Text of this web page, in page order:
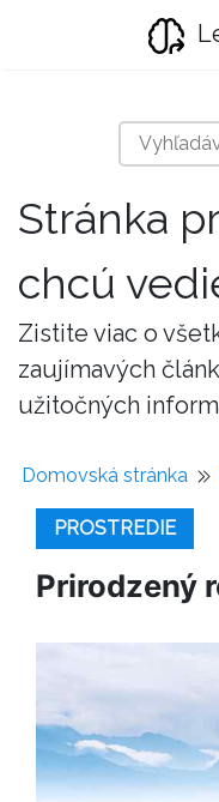
Stránka
chcú
Zistite viac o
zaujímavých
užitočných
Domovská stránka
PROSTREDIE
Prirodzený